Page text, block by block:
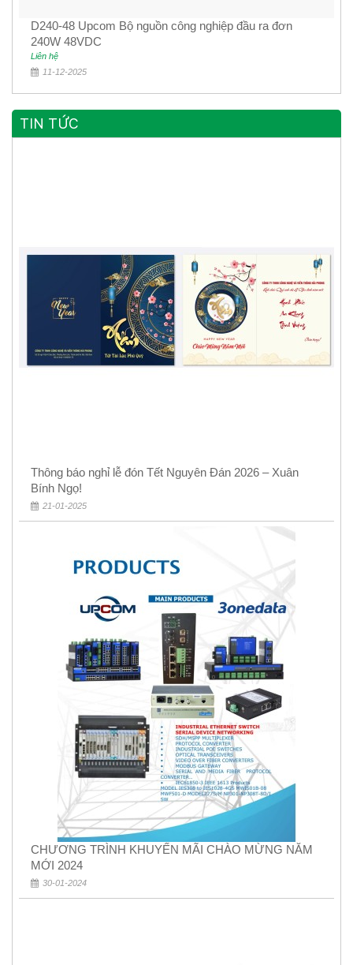
D240-48 Upcom Bộ nguồn công nghiệp đầu ra đơn
240W 48VDC
Liên hệ
11-12-2025
TIN TỨC
Thông báo nghỉ lễ đón Tết Nguyên Đán 2026 – Xuân
Bính Ngọ!
21-01-2025
CHƯƠNG TRÌNH KHUYẾN MÃI CHÀO MỪNG NĂM
MỚI 2024
30-01-2024